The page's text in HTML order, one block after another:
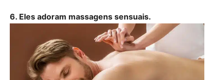
6. Eles adoram massagens sensuais.